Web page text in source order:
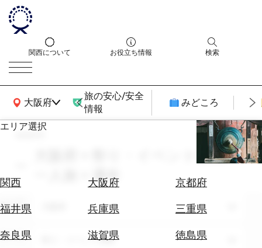
関西について お役立ち情報 検索
大阪府
関西広域MAP
旅の安心/安全
情報
みどころ
エリア選択
関西 大阪府
京都府
福井県
兵庫県
三重県
奈良県
滋賀県
徳島県
エ
券
テ
search
大阪府 × 祭り・イベント体験 ×
一人旅 × 通年
エリア
テーマ 祭り・イベント体験